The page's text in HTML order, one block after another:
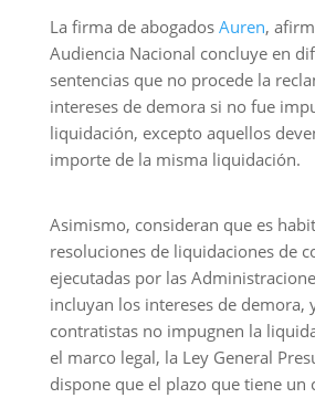
La firma de abogadosAuren,
Audiencia Nacional concluye en
sentencias que no procede la
intereses de demora si no fue
liquidación, excepto aquellos
importe de la misma liquidación.
Asimismo, consideran que es
resoluciones de liquidaciones de
ejecutadas por las
incluyan los intereses de demora,
contratistas no impugnen la
el marco legal, la Ley General
dispone que el plazo que tiene un